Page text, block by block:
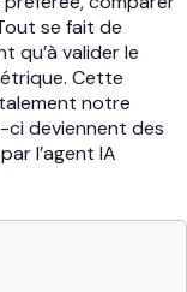
se fait de
qu’à valider le
Cette
notre
ci deviennent des
l’agent IA